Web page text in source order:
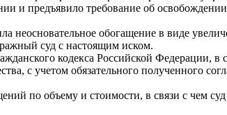
и предъявило требование об
неосновательное обогащение в виде
суд с настоящим иском.
кодекса Российской Федерации, в
с учетом обязательного полученного
по объему и стоимости, в связи с чем